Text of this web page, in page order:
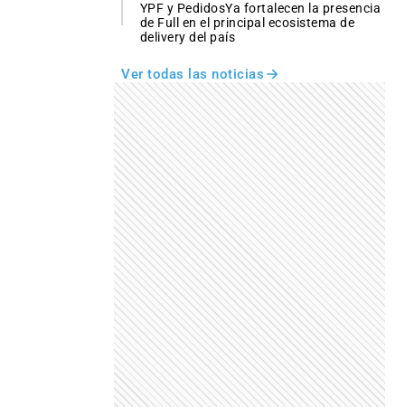
YPF y PedidosYa fortalecen la presencia
de Full en el principal ecosistema de
delivery del país
Ver todas las noticias